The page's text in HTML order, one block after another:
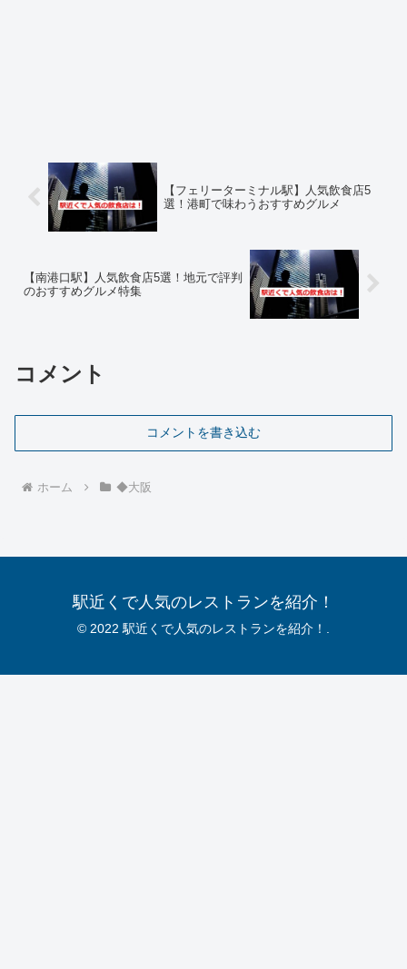
【フェリーターミナル駅】人気飲食店5
選！港町で味わうおすすめグルメ
【南港口駅】人気飲食店5選！地元で評判
のおすすめグルメ特集
コメント
コメントを書き込む
ホーム ◆大阪
駅近くで人気のレストランを紹介！
© 2022 駅近くで人気のレストランを紹介！.